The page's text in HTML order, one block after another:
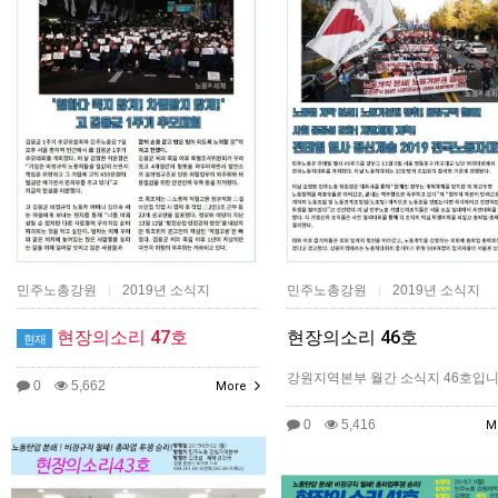
민주노총강원 | 2019년 소식지
현재 현장의소리 47호
0 5,662 More
민주노총강원 | 2019년 소식지
현장의소리 46호
강원지역본부 월간 소식지 46호입
0 5,416